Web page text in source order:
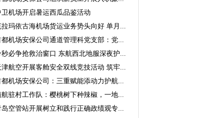
卫机场开启暑运西瓜品鉴活动
拉玛依古海机场货运业务势头向好 单月...
都机场安保公司通道管理科党支部：党...
秒必争抢救治窗口 东航西北地服深夜护...
津航空开展客舱安全双线竞技活动 筑牢...
都机场安保公司：三重赋能添动力护航...
航驻村工作队：樱桃树下种辣椒，一地...
岛空管站开展树立和践行正确政绩观专...